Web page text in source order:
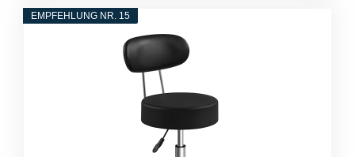
EMPFEHLUNG NR. 15